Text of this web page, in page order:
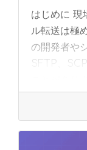
はじめに 現
ル転送は極
の開発者や
SFTP、